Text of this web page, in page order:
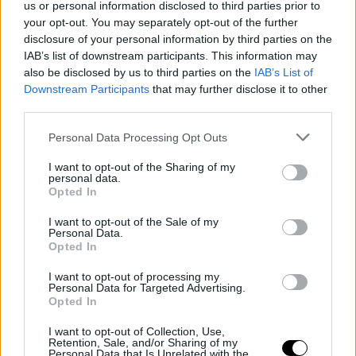
us or personal information disclosed to third parties prior to
your opt-out. You may separately opt-out of the further
disclosure of your personal information by third parties on the
IAB’s list of downstream participants. This information may
also be disclosed by us to third parties on the IAB’s List of
Downstream Participants that may further disclose it to other
Personal Data Processing Opt Outs
I want to opt-out of the Sharing of my
personal data.
Opted In
I want to opt-out of the Sale of my
Personal Data.
Opted In
I want to opt-out of processing my
Personal Data for Targeted Advertising.
Opted In
I want to opt-out of Collection, Use,
Retention, Sale, and/or Sharing of my
UX Writing vs Copywriting: ¿cuál
es mejor para escribir?
digital, seguro que has oído hablar de UX
Writing y Copywriting. Es posible que aún
pienses que…
UXER